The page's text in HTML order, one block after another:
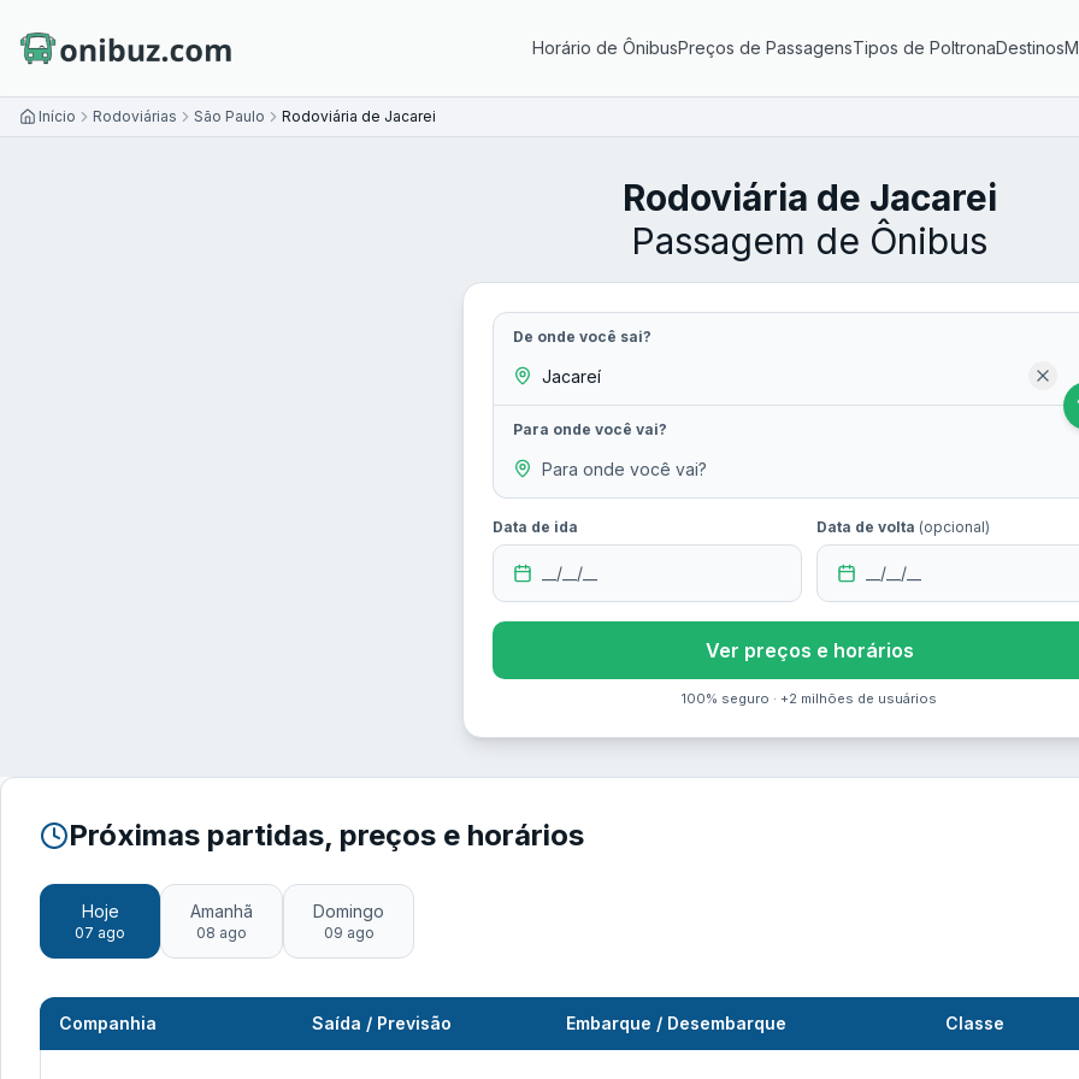
Horário de ÔnibusPreços de PassagensTipos de PoltronaDestinos
Início Rodoviárias São Paulo Rodoviária de Jacarei
Rodoviária de Jacarei
Passagem de Ônibus
De onde você sai?
Para onde você vai?
Data de ida
__/__/__
Data de volta (opcional)
__/__/__
Ver preços e horários
100% seguro · +2 milhões de usuários
Próximas partidas, preços e horários
Hoje
07 ago
Amanhã
08 ago
Domingo
09 ago
Companhia Saída / Previsão Embarque / Desembarque Classe